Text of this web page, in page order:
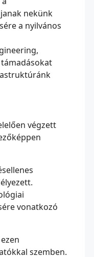
nekünk
a nyilvános
végzett
vonatkozó
szemben.